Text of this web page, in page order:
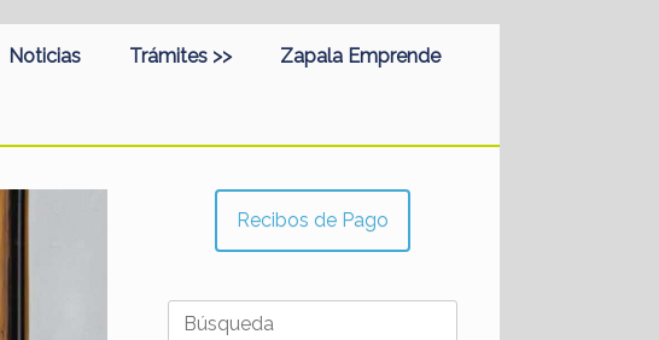
Noticias Trámites >> Zapala Emprende
Recibos de Pago
Buscar: